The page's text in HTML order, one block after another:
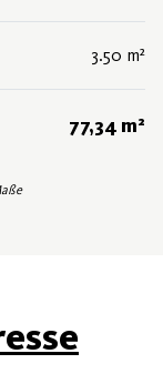
3.50 m²
77,34 m²